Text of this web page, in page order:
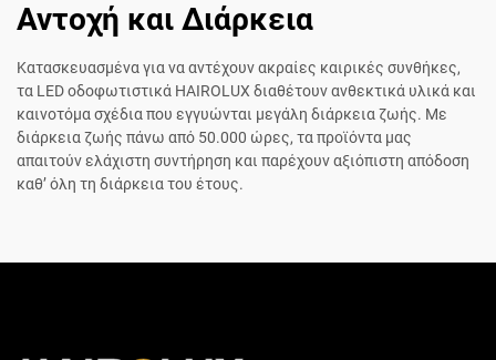
Αντοχή και Διάρκεια
Κατασκευασμένα για να αντέχουν ακραίες καιρικές συνθήκες,
τα LED οδοφωτιστικά HAIROLUX διαθέτουν ανθεκτικά υλικά και
καινοτόμα σχέδια που εγγυώνται μεγάλη διάρκεια ζωής. Με
διάρκεια ζωής πάνω από 50.000 ώρες, τα προϊόντα μας
απαιτούν ελάχιστη συντήρηση και παρέχουν αξιόπιστη απόδοση
καθ’ όλη τη διάρκεια του έτους.